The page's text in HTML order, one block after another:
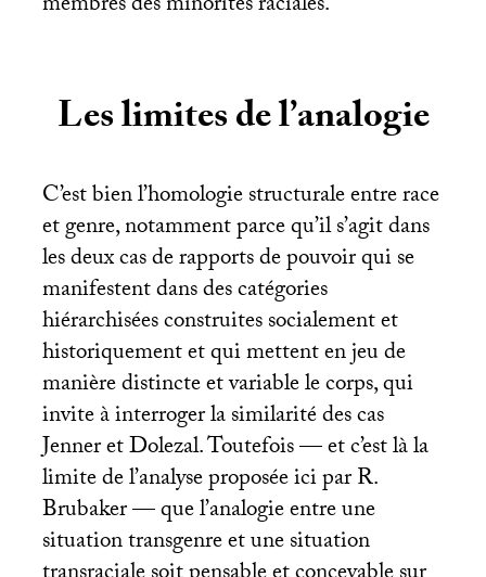
Les limites de l’analogie
C’est bien l’homologie structurale entre race
et genre, notamment parce qu’il s’agit dans
les deux cas de rapports de pouvoir qui se
manifestent dans des catégories
hiérarchisées construites socialement et
historiquement et qui mettent en jeu de
manière distincte et variable le corps, qui
invite à interroger la similarité des cas
Jenner et Dolezal. Toutefois — et c’est là la
limite de l’analyse proposée ici par R.
Brubaker — que l’analogie entre une
situation transgenre et une situation